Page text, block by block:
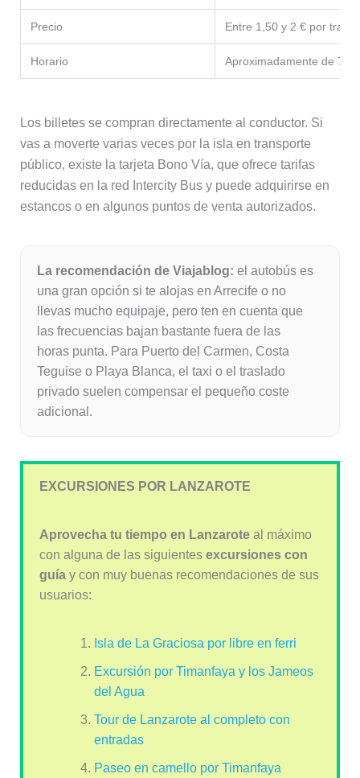
Precio Entre 1,50 y 2 € por
Horario Aproximadamente de
Los billetes se compran directamente al conductor. Si
vas a moverte varias veces por la isla en transporte
público, existe la tarjeta Bono Vía, que ofrece tarifas
reducidas en la red Intercity Bus y puede adquirirse en
estancos o en algunos puntos de venta autorizados.
La recomendación de Viajablog: el autobús es
una gran opción si te alojas en Arrecife o no
llevas mucho equipaje, pero ten en cuenta que
las frecuencias bajan bastante fuera de las
horas punta. Para Puerto del Carmen, Costa
Teguise o Playa Blanca, el taxi o el traslado
privado suelen compensar el pequeño coste
adicional.
EXCURSIONES POR LANZAROTE
Aprovecha tu tiempo en Lanzaroteal máximo
con alguna de las siguientes excursiones con
guíay con muy buenas recomendaciones de sus
usuarios:
Isla de La Graciosa por libre en ferri
Excursión por Timanfaya y los Jameos
del Agua
Tour de Lanzarote al completo con
entradas
Paseo en camello por Timanfaya